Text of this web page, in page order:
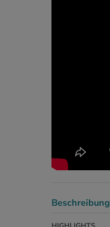
Beschreibung